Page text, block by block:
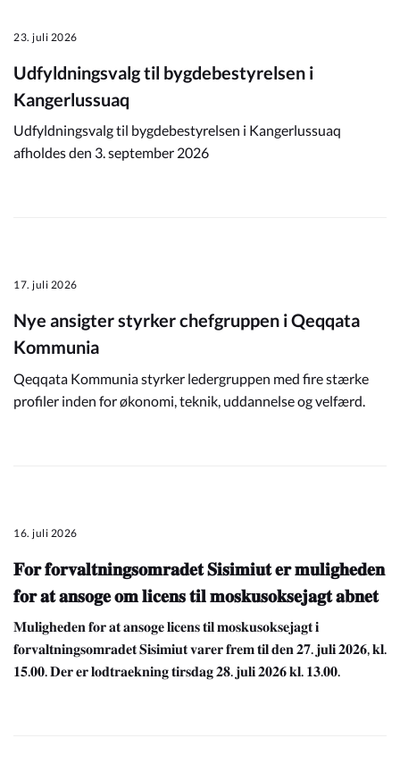
23. juli 2026
Udfyldningsvalg til bygdebestyrelsen i
Kangerlussuaq
Udfyldningsvalg til bygdebestyrelsen i Kangerlussuaq
afholdes den 3. september 2026
17. juli 2026
Nye ansigter styrker chefgruppen i Qeqqata
Kommunia
Qeqqata Kommunia styrker ledergruppen med fire stærke
profiler inden for økonomi, teknik, uddannelse og velfærd.
16. juli 2026
𝐅𝐨𝐫 𝐟𝐨𝐫𝐯𝐚𝐥𝐭𝐧𝐢𝐧𝐠𝐬𝐨𝐦𝐫𝐚𝐝𝐞𝐭 𝐒𝐢𝐬𝐢𝐦𝐢𝐮𝐭 𝐞𝐫 𝐦𝐮𝐥𝐢𝐠𝐡𝐞𝐝𝐞𝐧
𝐟𝐨𝐫 𝐚𝐭 𝐚𝐧𝐬𝐨𝐠𝐞 𝐨𝐦 𝐥𝐢𝐜𝐞𝐧𝐬 𝐭𝐢𝐥 𝐦𝐨𝐬𝐤𝐮𝐬𝐨𝐤𝐬𝐞𝐣𝐚𝐠𝐭 𝐚𝐛𝐧𝐞𝐭
𝐌𝐮𝐥𝐢𝐠𝐡𝐞𝐝𝐞𝐧 𝐟𝐨𝐫 𝐚𝐭 𝐚𝐧𝐬𝐨𝐠𝐞 𝐥𝐢𝐜𝐞𝐧𝐬 𝐭𝐢𝐥 𝐦𝐨𝐬𝐤𝐮𝐬𝐨𝐤𝐬𝐞𝐣𝐚𝐠𝐭 𝐢
𝐟𝐨𝐫𝐯𝐚𝐥𝐭𝐧𝐢𝐧𝐠𝐬𝐨𝐦𝐫𝐚𝐝𝐞𝐭 𝐒𝐢𝐬𝐢𝐦𝐢𝐮𝐭 𝐯𝐚𝐫𝐞𝐫 𝐟𝐫𝐞𝐦 𝐭𝐢𝐥 𝐝𝐞𝐧 𝟐𝟕. 𝐣𝐮𝐥𝐢 𝟐𝟎𝟐𝟔, 𝐤𝐥.
𝟏𝟓.𝟎𝟎. 𝐃𝐞𝐫 𝐞𝐫 𝐥𝐨𝐝𝐭𝐫𝐚𝐞𝐤𝐧𝐢𝐧𝐠 𝐭𝐢𝐫𝐬𝐝𝐚𝐠 𝟐𝟖. 𝐣𝐮𝐥𝐢 𝟐𝟎𝟐𝟔 𝐤𝐥. 𝟏𝟑.𝟎𝟎.